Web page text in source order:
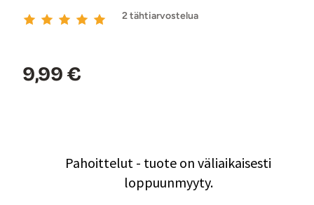
2 tähtiarvostelua
Hinta:
9,99 €
Pahoittelut - tuote on väliaikaisesti
loppuunmyyty.